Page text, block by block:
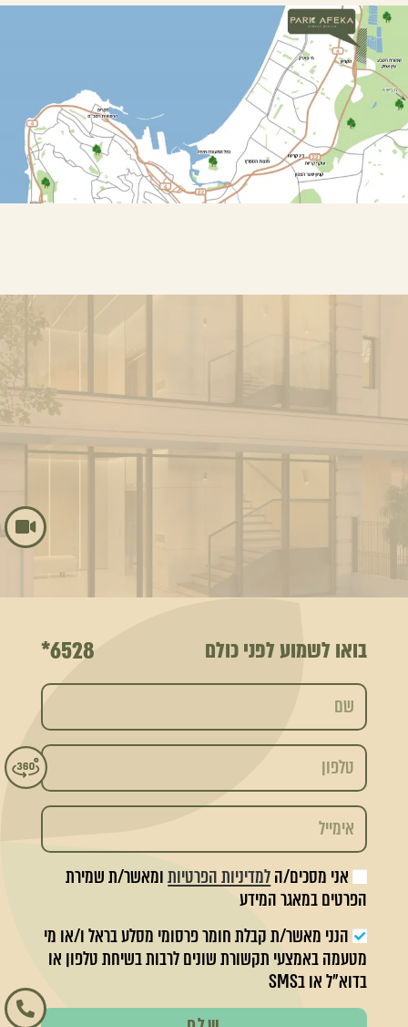
בואו לשמוע לפני כולם 6528*
אני מסכים/הלמדיניות הפרטיותומאשר/ת שמירת
הפרטים במאגר המידע
הנני מאשר/ת קבלת חומר פרסומי מסלע בראל ו/או מי
מטעמה באמצעי תקשורת שונים לרבות בשיחת טלפון או
בדוא"ל או בSMS